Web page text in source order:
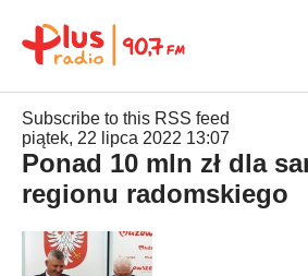
Subscribe to this RSS feed
piątek, 22 lipca 2022 13:07
Ponad 10 mln zł dla
regionu radomskiego